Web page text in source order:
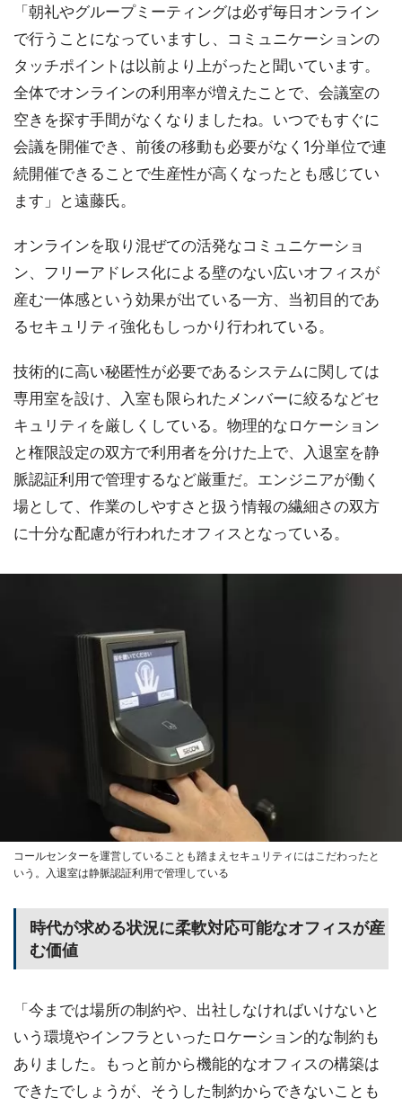
「朝礼やグループミーティングは必ず毎日オンライン
で行うことになっていますし、コミュニケーションの
タッチポイントは以前より上がったと聞いています。
全体でオンラインの利用率が増えたことで、会議室の
空きを探す手間がなくなりましたね。いつでもすぐに
会議を開催でき、前後の移動も必要がなく1分単位で連
続開催できることで生産性が高くなったとも感じてい
ます」と遠藤氏。
オンラインを取り混ぜての活発なコミュニケーショ
ン、フリーアドレス化による壁のない広いオフィスが
産む一体感という効果が出ている一方、当初目的であ
るセキュリティ強化もしっかり行われている。
技術的に高い秘匿性が必要であるシステムに関しては
専用室を設け、入室も限られたメンバーに絞るなどセ
キュリティを厳しくしている。物理的なロケーション
と権限設定の双方で利用者を分けた上で、入退室を静
脈認証利用で管理するなど厳重だ。エンジニアが働く
場として、作業のしやすさと扱う情報の繊細さの双方
に十分な配慮が行われたオフィスとなっている。
コールセンターを運営していることも踏まえセキュリティにはこだわったと
いう。入退室は静脈認証利用で管理している
時代が求める状況に柔軟対応可能なオフィスが産
む価値
「今までは場所の制約や、出社しなければいけないと
いう環境やインフラといったロケーション的な制約も
ありました。もっと前から機能的なオフィスの構築は
できたでしょうが、そうした制約からできないことも